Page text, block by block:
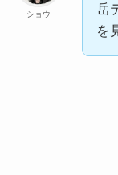
ショウ
岳
を